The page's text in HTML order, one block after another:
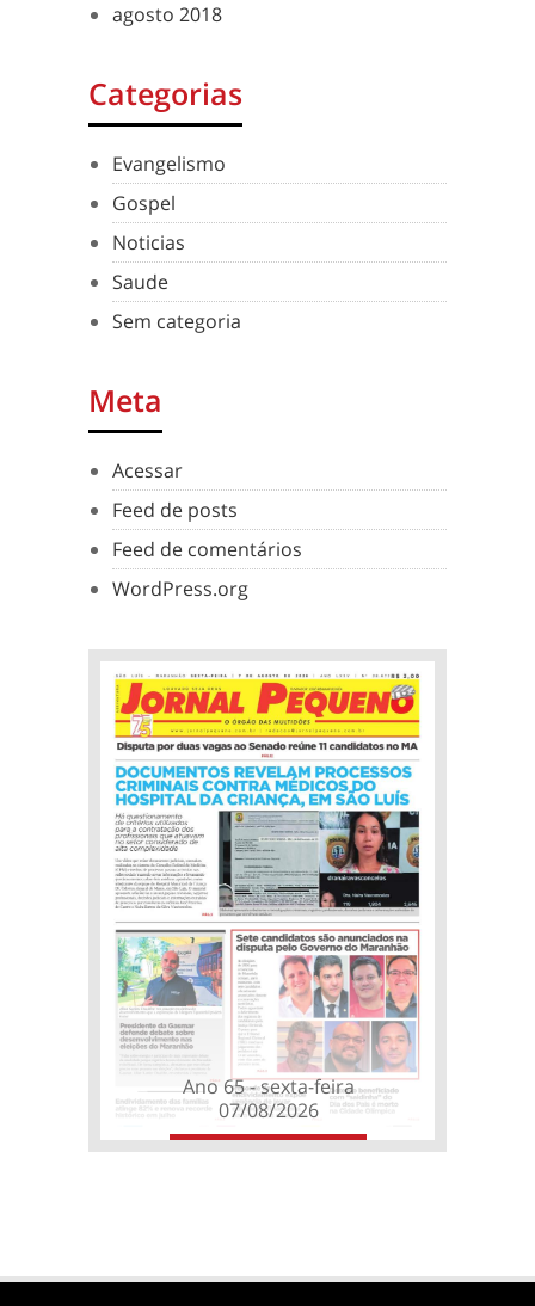
agosto 2018
Categorias
Evangelismo
Gospel
Noticias
Saude
Sem categoria
Meta
Acessar
Feed de posts
Feed de comentários
WordPress.org
Ano 65 - sexta-feira
07/08/2026